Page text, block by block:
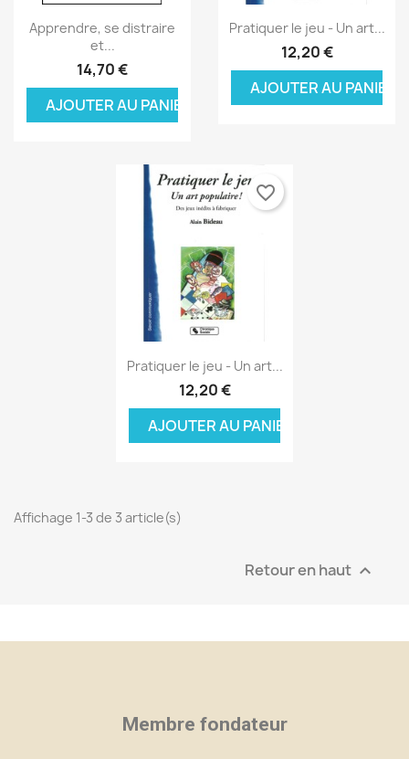
Aperçu rapide
Apprendre, se distraire
et...
14,70 €
AJOUTER AU PANIER
Aperçu rapide
Pratiquer le jeu - Un art...
12,20 €
AJOUTER AU PANIER
Aperçu rapide
Pratiquer le jeu - Un art...
12,20 €
AJOUTER AU PANIER
favorite_border
Affichage 1-3 de 3 article(s)
Retour en haut 
Membre fondateur